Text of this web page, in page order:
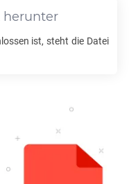
herunter
ist, steht die Datei